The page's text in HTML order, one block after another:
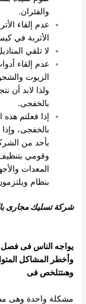
والفئران.
عدم إلقاء
الأتربة في
لا تلقي
عدم إلقاء
الزيوت
ولذا لابد أن
بالخفجى.
إذا فعلتم هذه
بالخفجى،
بأحد من
وقومي
المعدات
بنظام
شركة تسليك مجارى
يواجه الناس فى فصل
وأخطر المشاكل
وهىتتلخص فى
مشكلة واحدة وهى